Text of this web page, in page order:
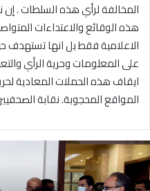
المخالفة لرأي هذه السلطات .
هذه الوقائع والاعتداءات
الاعلامية فقط بل انها تستهدف
على المعلومات وحرية الرأي
ايقاف هذه الحملات المعادية
المواقع المحجوبة. نقابة